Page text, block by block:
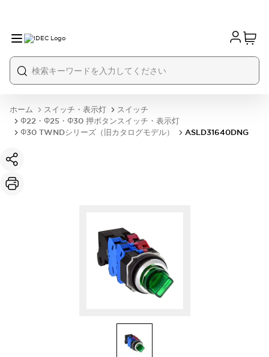
ホーム スイッチ・表示灯
スイッチ
Φ22・Φ25・Φ30 押ボタンスイッチ・表示灯
Φ30 TWNDシリーズ（旧カタログモデル）
ASLD31640DNG